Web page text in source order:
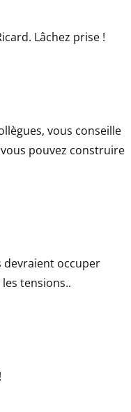
Lâchez prise !
vous conseille
pouvez construire
devraient occuper
tensions..